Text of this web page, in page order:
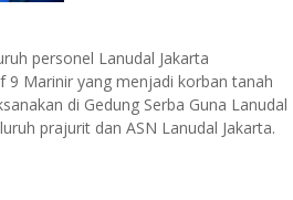
personel Lanudal Jakarta
9 Marinir yang menjadi korban tanah
di Gedung Serba Guna Lanudal
prajurit dan ASN Lanudal Jakarta.